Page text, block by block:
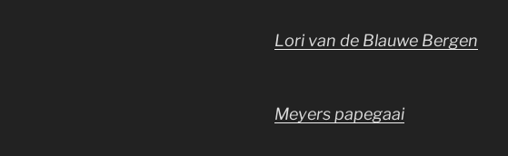
Lori van de Blauwe Bergen
Meyers papegaai